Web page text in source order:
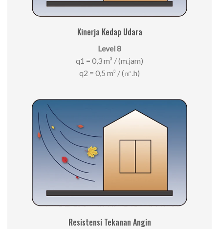
Kinerja Kedap Udara
Level 8
q1 = 0,3 m³ / (m.jam)
q2 = 0,5 m³ / (㎡.h)
Resistensi Tekanan Angin